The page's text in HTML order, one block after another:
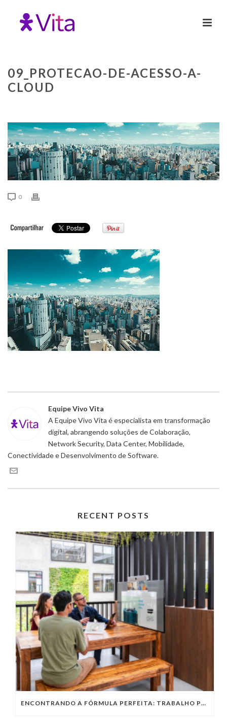
09_PROTECAO-DE-ACESSO-A-
CLOUD
0
Equipe Vivo Vita
A Equipe Vivo Vita é especialista em transformação
digital, abrangendo soluções de Colaboração,
Network Security, Data Center, Mobilidade,
Conectividade e Desenvolvimento de Software.
RECENT POSTS
ENCONTRANDO A FÓRMULA PERFEITA: TRABALHO PRESENCIAL, HOME OFFICE OU TRABALHO HÍBRIDO?